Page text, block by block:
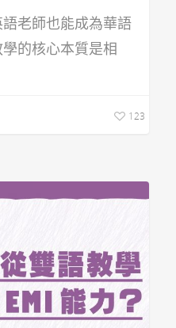
老師也能成為華語
的核心本質是相
123